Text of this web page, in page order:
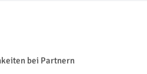
bei Partnern